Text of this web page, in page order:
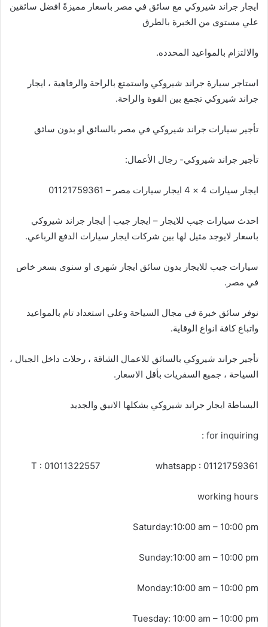
ايجار جراند شيروكي مع سائق في مصر باسعار مميزةً افضل سائقين
علي مستوى من الخبرة بالطرق
والالتزام بالمواعيد المحدده.
استاجر سيارة جراند شيروكي واستمتع بالراحة والرفاهية ، ايجار
جراند شيروكي تجمع بين القوة والراحة.
تأجير سيارات جراند شيروكي في مصر بالسائق او بدون سائق
تأجير جراند شيروكي- رجال الأعمال:
ايجار سيارات 4 × 4 ايجار سيارات مصر – 01121759361
احدث سيارات جيب للايجار – ايجار جيب | ايجار جراند شيروكي
باسعار لايوجد مثيل لها بين شركات ايجار سيارات الدفع الرباعي.
سيارات جيب للايجار بدون سائق ايجار شهرى او سنوى بسعر خاص
في مصر.
نوفر سائق خبرة في مجال السياحة وعلي استعداد تام بالمواعيد
واتباع كافة انواع الوقاية.
تأجير جراند شيروكي بالسائق للاعمال الشاقة ، رحلات داخل الجبال ،
السياحة ، جميع السفريات بأقل الاسعار.
البساطة ايجار جراند شيروكي بشكلها الانيق والجديد
for inquiring :
T : 01011322557 whatsapp : 01121759361
working hours
Saturday:10:00 am – 10:00 pm
Sunday:10:00 am – 10:00 pm
Monday:10:00 am – 10:00 pm
Tuesday: 10:00 am – 10:00 pm